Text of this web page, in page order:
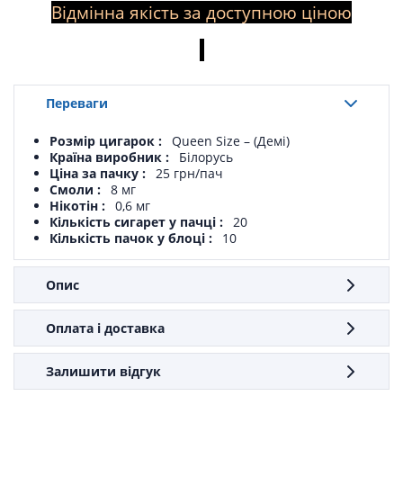
Відмінна якість за доступною ціною
Переваги
Розмір цигарок
Queen Size – (Демі)
Країна виробник
Білорусь
Ціна за пачку
25 грн/пач
Смоли
8 мг
Нікотін
0,6 мг
Кількість сигарет у пачці
20
Кількість пачок у блоці
10
Опис
Оплата і доставка
Залишити відгук